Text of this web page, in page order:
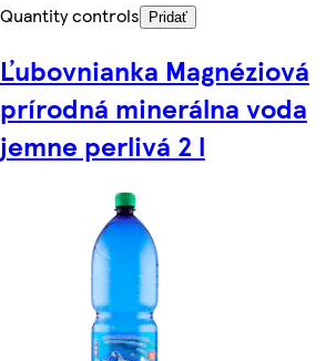
Quantity controls
Pridať
Ľubovnianka Magnéziová
prírodná minerálna voda
jemne perlivá 2 l